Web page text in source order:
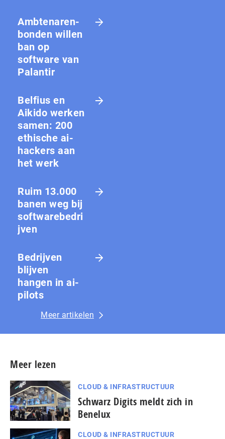
Amb­te­na­ren­
bon­den willen
ban op
software van
Palantir
Belfius en
Aikido werken
samen: 200
ethische ai-
hackers aan
het werk
Ruim 13.000
banen weg bij
softwarebedri
jven
Bedrijven
blijven
hangen in ai-
pilots
Meer artikelen
Meer lezen
CLOUD & INFRASTRUCTUUR
Schwarz Digits meldt zich in
Benelux
CLOUD & INFRASTRUCTUUR